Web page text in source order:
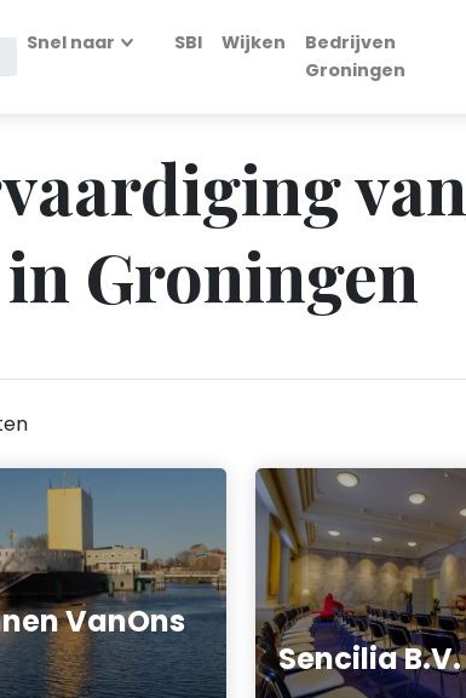
Snel naar SBI Wijken
Bedrijven
Groningen
Groningen
VanOns
Sencilia B.V.